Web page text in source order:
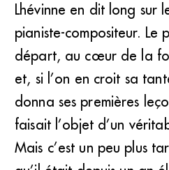
Lhévinne en dit long sur
pianiste-compositeur. Le
départ, au cœur de la
et, si l’on en croit sa
donna ses premières
faisait l’objet d’un
Mais c’est un peu plus